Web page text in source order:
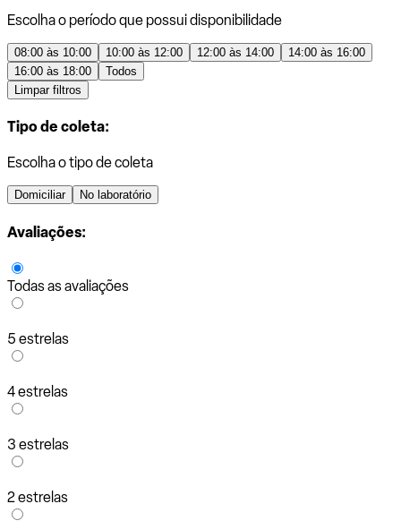
Escolha o período que possui disponibilidade
08:00 às 10:00 10:00 às 12:00 12:00 às 14:00
14:00 às 16:00
16:00 às 18:00
Todos
Limpar filtros
Tipo de coleta:
Escolha o tipo de coleta
Domiciliar No laboratório
Avaliações:
Todas as avaliações
5 estrelas
4 estrelas
3 estrelas
2 estrelas